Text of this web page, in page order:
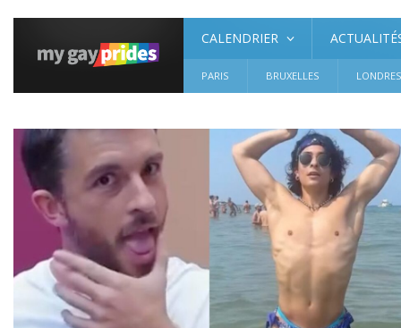
CALENDRIER
PARIS BRUXELLES LONDRES